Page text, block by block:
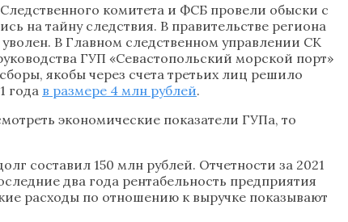
комитета и ФСБ провели обыски с
на тайну следствия. В правительстве региона
В Главном следственном управлении СК
ГУП «Севастопольский морской порт»
якобы через счета третьих лиц решило
года в размере 4 млн рублей.
экономические показатели ГУПа, то
составил 150 млн рублей. Отчетности за 2021
два года рентабельность предприятия
расходы по отношению к выручке показывают